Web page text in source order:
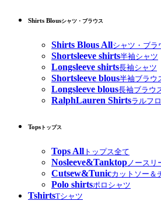
Shirts Blousシャツ・ブラウス
Shirts Blous Allシャツ・ブラ
Shortsleeve shirts半袖シャツ
Longsleeve shirts長袖シャツ
Shortsleeve blous半袖ブラウ
Longsleeve blous長袖ブラウ
RalphLauren Shirtsラルフ
Tops トップス
Tops All トップス全て
Nosleeve&Tanktop ノース
Cutsew&Tunicカットソー＆
Polo shirtsポロシャツ
TshirtsTシャツ